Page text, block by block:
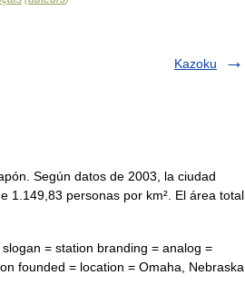
Kazoku
Según datos de 2003, la ciudad
1.149,83 personas por km². El área total
= station branding = analog =
founded = location = Omaha, Nebraska